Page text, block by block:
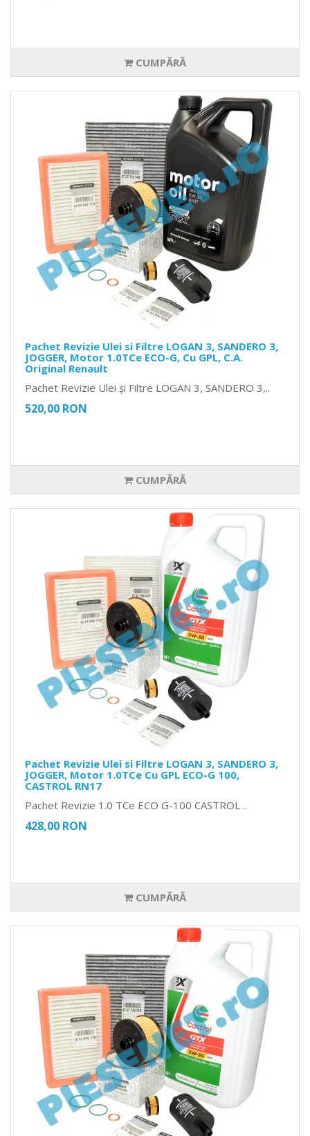
CUMPĂRĂ
Pachet Revizie Ulei si Filtre LOGAN 3, SANDERO 3,
JOGGER, Motor 1.0TCe ECO-G, Cu GPL, C.A.
Original Renault
Pachet Revizie Ulei și Filtre LOGAN 3, SANDERO 3,..
520,00 RON
CUMPĂRĂ
Pachet Revizie Ulei si Filtre LOGAN 3, SANDERO 3,
JOGGER, Motor 1.0TCe Cu GPL ECO-G 100,
CASTROL RN17
Pachet Revizie 1.0 TCe ECO G-100 CASTROL ..
428,00 RON
CUMPĂRĂ